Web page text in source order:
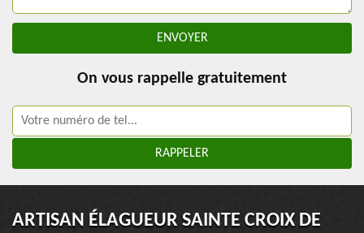
On vous rappelle gratuitement
ARTISAN ÉLAGUEUR SAINTE CROIX DE